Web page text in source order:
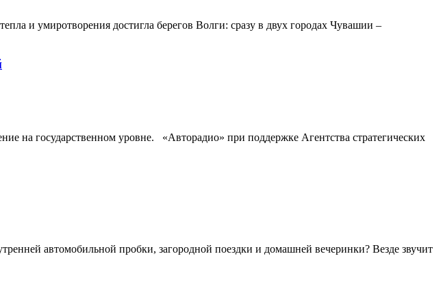
и умиротворения достигла берегов Волги: сразу в двух городах Чувашии –
на государственном уровне. «Авторадио» при поддержке Агентства стратегических
автомобильной пробки, загородной поездки и домашней вечеринки? Везде звучит